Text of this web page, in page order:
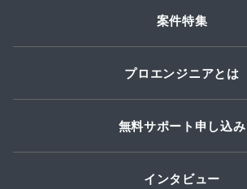
案件特集
プロエンジニアとは
無料サポート申し込み
インタビュー